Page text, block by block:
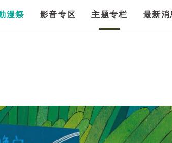
漫祭 影音专区 主题专栏 最新消